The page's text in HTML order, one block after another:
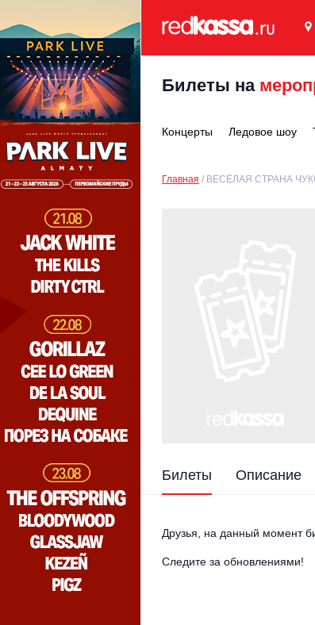
Билеты на
Концерты Ледовое шоу
Главная ВЕСЁЛАЯ СТРАНА
Билеты Описание
Друзья, на данный момент
Следите за обновлениями!